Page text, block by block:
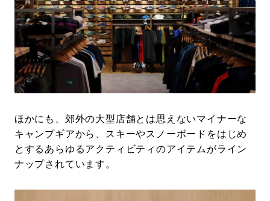
ほかにも、郊外の大型店舗とは思えないマイナーな
キャンプギアから、スキーやスノーボードをはじめ
とするあらゆるアクティビティのアイテムがライン
ナップされています。